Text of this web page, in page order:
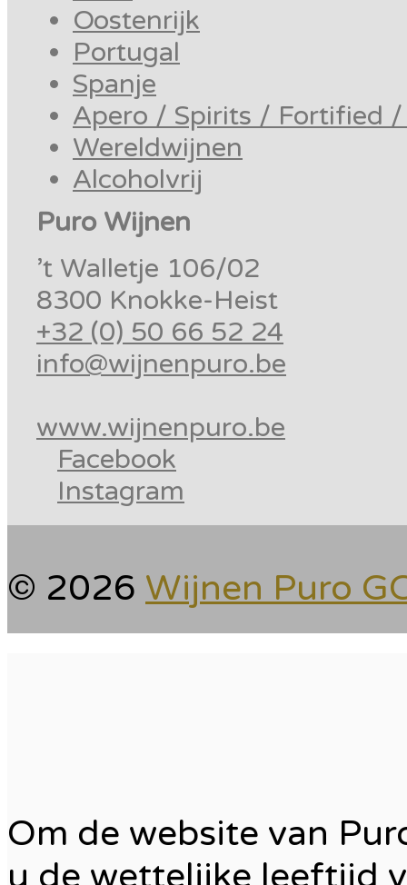
Oostenrijk
Portugal
Spanje
Apero / Spirits / Fortified /
Wereldwijnen
Alcoholvrij
Puro Wijnen
’t Walletje 106/02
8300 Knokke-Heist
+32 (0) 50 66 52 24
info@wijnenpuro.be
www.wijnenpuro.be
Facebook
Instagram
© 2026 Wijnen Puro
Om de website van
u de wettelijke leeftijd